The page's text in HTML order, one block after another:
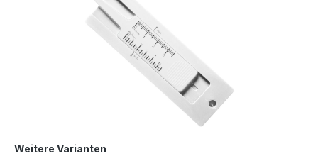
Weitere Varianten